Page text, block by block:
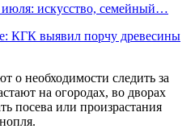
июля: искусство, семейный…
КГК выявил порчу древесины
о необходимости следить за
на огородах, во дворах
посева или произрастания